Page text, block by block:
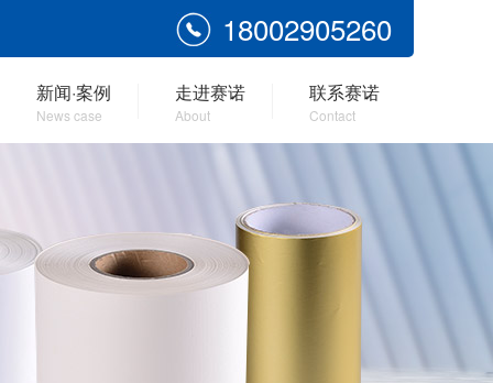
18002905260
新闻·案例
News case
走进赛诺
About
联系赛诺
Contact